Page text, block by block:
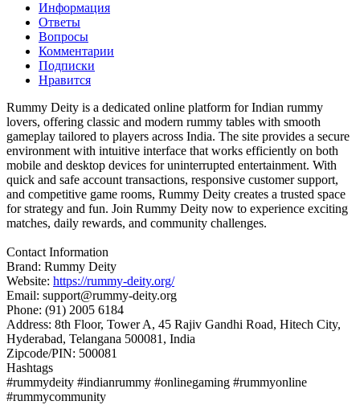
Информация
Ответы
Вопросы
Комментарии
Подписки
Нравится
Rummy Deity is a dedicated online platform for Indian rummy
lovers, offering classic and modern rummy tables with smooth
gameplay tailored to players across India. The site provides a secure
environment with intuitive interface that works efficiently on both
mobile and desktop devices for uninterrupted entertainment. With
quick and safe account transactions, responsive customer support,
and competitive game rooms, Rummy Deity creates a trusted space
for strategy and fun. Join Rummy Deity now to experience exciting
matches, daily rewards, and community challenges.
Contact Information
Brand: Rummy Deity
Website: https://rummy-deity.org/
Email: support@rummy-deity.org
Phone: (91) 2005 6184
Address: 8th Floor, Tower A, 45 Rajiv Gandhi Road, Hitech City,
Hyderabad, Telangana 500081, India
Zipcode/PIN: 500081
Hashtags
#rummydeity #indianrummy #onlinegaming #rummyonline
#rummycommunity